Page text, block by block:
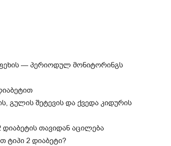
— პერიოდულ მონიტორინგს
გულის შეტევის და ქვედა კიდურის
დიაბეტის თავიდან აცილება
2 დიაბეტი?